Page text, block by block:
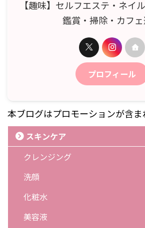
【趣味】セルフエステ・ネイ
鑑賞・掃除・カフェ
プロフィール
本ブログはプロモーションが含ま
スキンケア
クレンジング
洗顔
化粧水
美容液